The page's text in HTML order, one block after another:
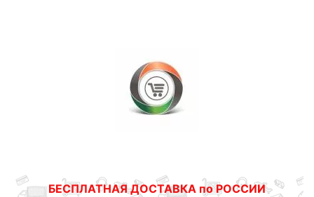
БЕСПЛАТНАЯ ДОСТАВКА по РОССИИ